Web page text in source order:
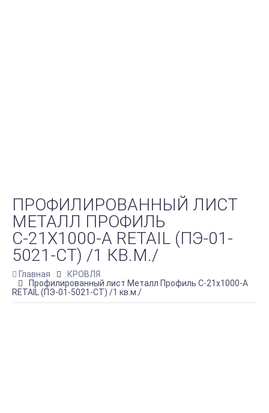
ПРОФИЛИРОВАННЫЙ ЛИСТ
МЕТАЛЛ ПРОФИЛЬ
С-21Х1000-A RETAIL (ПЭ-01-
5021-СТ) /1 КВ.М./
Главная
КРОВЛЯ
Профилированный лист Металл Профиль С-21х1000-A
RETAIL (ПЭ-01-5021-СТ) /1 кв.м./